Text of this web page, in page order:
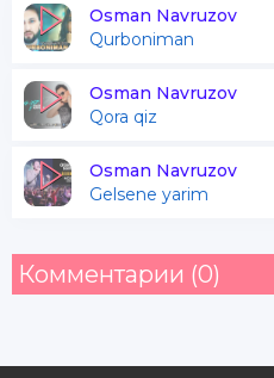
Tushlarimga kir
Ko'zlaring sog'indim
Sog'indim sog'indim
Agarda kech bo'lmasa
Iltimos kech bo'lmasa
Tushlarimga kir
Osman Navruzov
Qurboniman
Osman Navruzov
Qora qiz
Osman Navruzov
Gelsene yarim
Комментарии (0)